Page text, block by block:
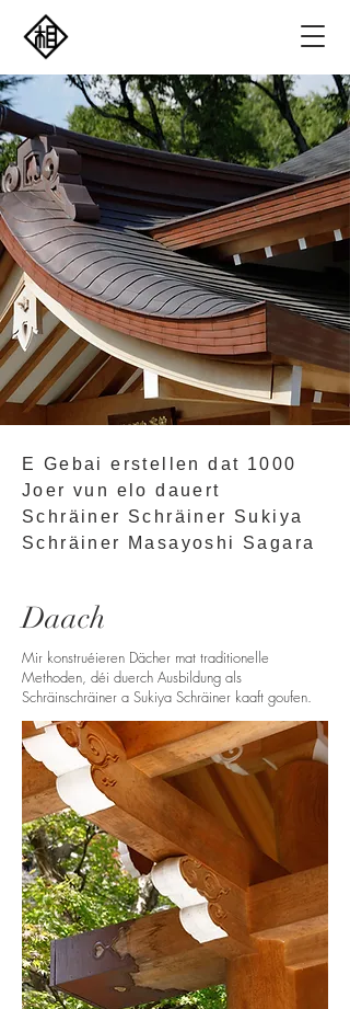
​E Gebai erstellen dat 1000
Joer vun elo dauert
Schräiner Schräiner Sukiya
Schräiner Masayoshi Sagara
Daach
Mir konstruéieren Dächer mat traditionelle
Methoden, déi duerch Ausbildung als
Schräinschräiner a Sukiya Schräiner kaaft goufen.